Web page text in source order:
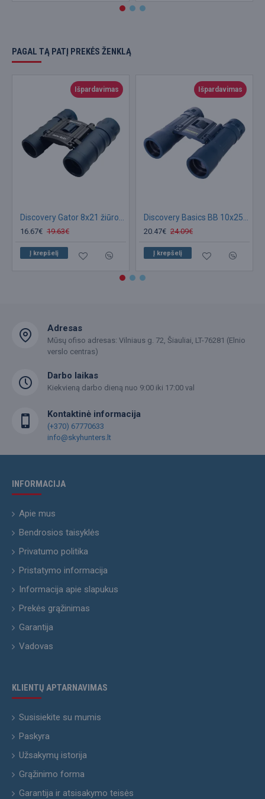
PAGAL TĄ PATĮ PREKĖS ŽENKLĄ
Išpardavimas
16.67€ 19.63€
Į krepšelį
Išpardavimas
20.47€ 24.09€
Į krepšelį
Adresas
Mūsų ofiso adresas: Vilniaus g. 72, Šiauliai, LT-76281 (Elnio
verslo centras)
Darbo laikas
Kiekvieną darbo dieną nuo 9:00 iki 17:00 val
Kontaktinė informacija
(+370) 67770633
info@skyhunters.lt
INFORMACIJA
Apie mus
Bendrosios taisyklės
Privatumo politika
Pristatymo informacija
Informacija apie slapukus
Prekės grąžinimas
Garantija
Vadovas
KLIENTŲ APTARNAVIMAS
Susisiekite su mumis
Paskyra
Užsakymų istorija
Grąžinimo forma
Garantija ir atsisakymo teisės